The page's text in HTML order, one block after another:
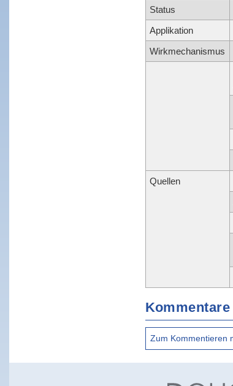
Status
Applikation
Wirkmechanismus
Quellen
Kommentare